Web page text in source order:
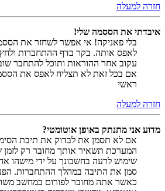
חזרה למעלה
איבדתי את הססמה שלי!
בלי פאניקה! אי אפשר לשחזר את
לאפס אותה. בקר בדף ההתחברות
עקוב אחר ההוראות ותוכל להתחבר
אם בכל זאת לא תצליח לאפס את
ראשי
חזרה למעלה
מדוע אני מתנתק באופן אוטומטי?
אם לא תסמן את לבדוק את תיבת
המערכת תשאיר אותך מחובר רק
שימוש לרעה בחשבונך על ידי מישהו
סמן את התיבה במהלך ההתחברות.
כאשר אתה מחובר לפורום במחשב